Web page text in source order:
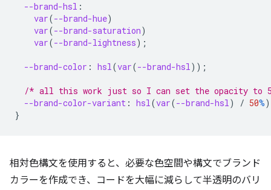
--brand-hsl :
var(--brand-hue)
var(--brand-saturation)
var(--brand-lightness);
--brand-color : hsl(var(--brand-hsl));
/* all this work just so I can set the opacity to
--brand-color-variant : hsl(var(--brand-hsl) / 50%
}
相対色構文を使用すると、必要な色空間や構文でブランド
カラーを作成でき、コードを大幅に減らして半透明のバリ